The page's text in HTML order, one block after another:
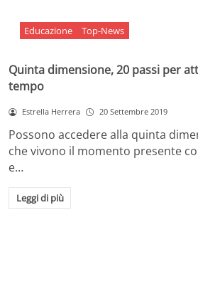
Educazione Top-News
Quinta dimensione, 20 passi per
tempo
Estrella Herrera 20 Settembre 2019
Possono accedere alla quinta
che vivono il momento presente
e…
Leggi di più